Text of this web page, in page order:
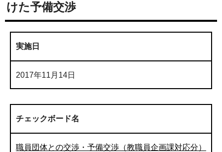
けた予備交渉
実施日
2017年11月14日
チェックボード名
職員団体との交渉・予備交渉（教職員企画課対応分）